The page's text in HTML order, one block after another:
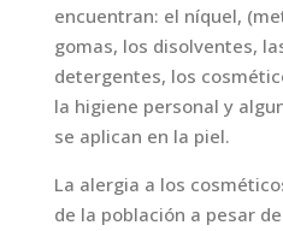
encuentran: el níquel,
gomas, los disolventes,
detergentes, los
la higiene personal y
se aplican en la piel.
La alergia a los
de la población a pesar